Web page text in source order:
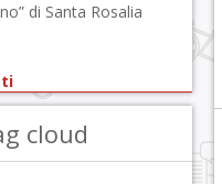
di Santa Rosalia
cloud